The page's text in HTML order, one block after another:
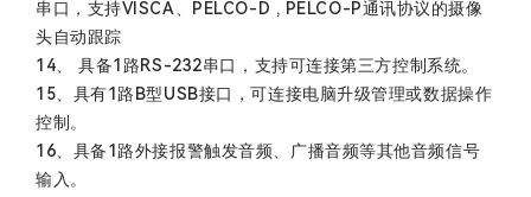
串口，支持VISCA、PELCO-D , PELCO-P通讯协议的摄像
头自动跟踪
14、 具备1路RS-232串口，支持可连接第三方控制系统。
15、具有1路B型USB接口，可连接电脑升级管理或数据操作
控制。
16、具备1路外接报警触发音频、广播音频等其他音频信号
输入。